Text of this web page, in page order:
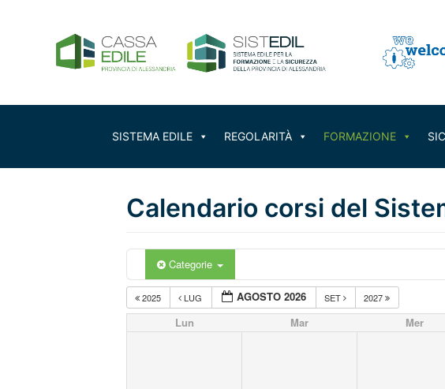
contenuto
SISTEMA EDILE REGOLARITÀ FORMAZIONE
Calendario corsi del
Categorie
2025 LUG AGOSTO 2026 SET 2027
Lun Mar Mer